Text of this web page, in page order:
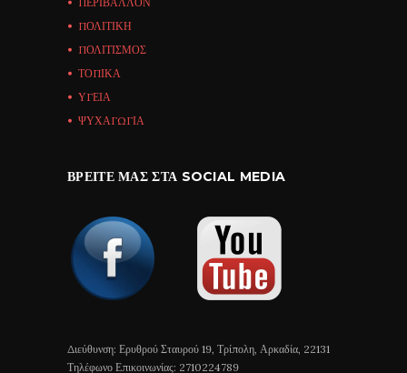
ΠΟΛΙΤΙΚΗ
ΠΟΛΙΤΙΣΜΟΣ
ΤΟΠΙΚΑ
ΥΓΕΙΑ
ΨΥΧΑΓΩΓΙΑ
ΒΡΕΊΤΕ ΜΑΣ ΣΤΑ SOCIAL MEDIA
Διεύθυνση: Ερυθρού Σταυρού 19, Τρίπολη, Αρκαδία, 22131
Τηλέφωνο Επικοινωνίας: 2710224789